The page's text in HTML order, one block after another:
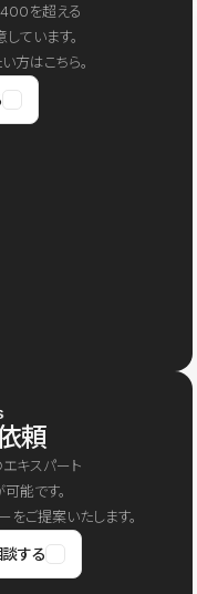
400を超える
ています。
方はこちら。
頼
キスパート
能です。
ご提案いたします。
する